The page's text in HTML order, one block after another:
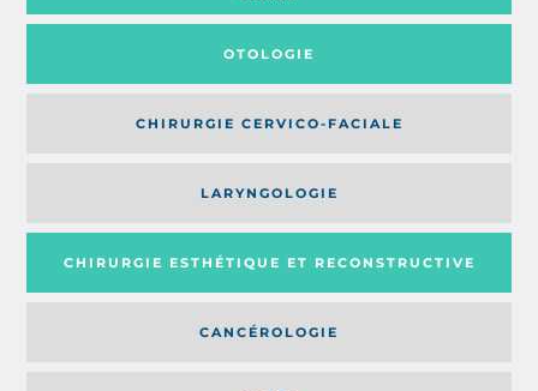
OTOLOGIE
CHIRURGIE CERVICO-FACIALE
LARYNGOLOGIE
CHIRURGIE ESTHÉTIQUE ET RECONSTRUCTIVE
CANCÉROLOGIE